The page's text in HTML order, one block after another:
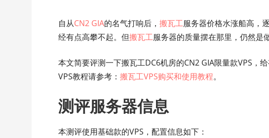
自从CN2 GIA的名气打响后，搬瓦工服务器价格水涨船高，
经有点高攀不起。但搬瓦工服务器的质量摆在那里，仍然是
本文简要评测一下搬瓦工DC6机房的CN2 GIA限量款VPS，
VPS教程请参考：搬瓦工VPS购买和使用教程。
测评服务器信息
本测评使用基础款的VPS，配置信息如下：